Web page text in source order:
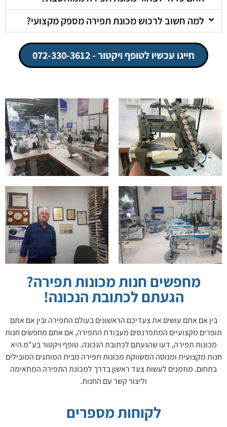
למה חשוב לרכוש מכונת תפירה מספק מקצועי?
חייגו עכשיו לטופף ויקטור - 072-330-3612
מחפשים חנות מכונות תפירה?
הגעתם לכתובת הנכונה!
בין אם אתם עושים את צעדיכם הראשונים בעולם התפירה ובין אם אתם
תופרים מקצועיים המתפרנסים מעבודת התפירה, אם אתם מחפשים חנות
מכונות תפירה, דעו שהגעתם לכתובת הנכונה. טופף ויקטור בע"מ היא
חנות מקצועית ומנוסה המשווקת מכונות תפירה מבית המותגים המובילים
בתחום. מוזמנים לעשות צעד ראשון בדרך למכונת התפירה המתאימה
וליצור קשר עם החנות.
לקוחות מספרים